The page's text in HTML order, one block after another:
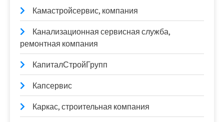
Камастройсервис, компания
Канализационная сервисная служба,
ремонтная компания
КапиталСтройГрупп
Капсервис
Каркас, строительная компания